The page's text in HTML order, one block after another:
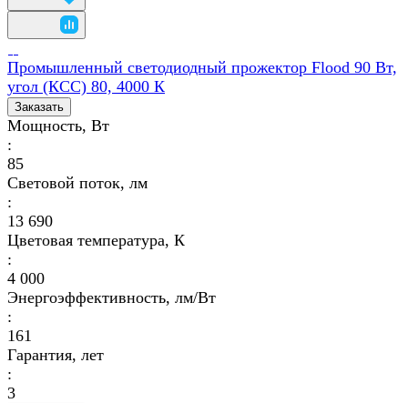
Промышленный светодиодный прожектор Flood 90 Вт,
угол (КСС) 80, 4000 К
Заказать
Мощность, Вт
:
85
Световой поток, лм
:
13 690
Цветовая температура, К
:
4 000
Энергоэффективность, лм/Вт
:
161
Гарантия, лет
:
3